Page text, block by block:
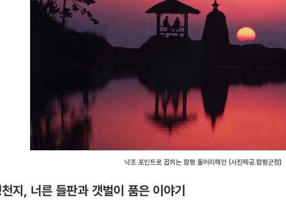
낙조 포인트로 꼽히는 함평 돌머리해안 (사진제공.함평군청)
지, 너른 들판과 갯벌이 품은 이야기